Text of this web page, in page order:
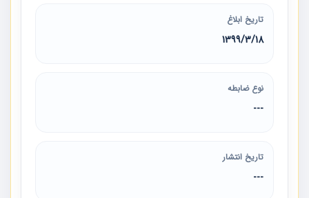
تاریخ ابلاغ
1399/3/18
نوع ضابطه
---
تاریخ انتشار
---